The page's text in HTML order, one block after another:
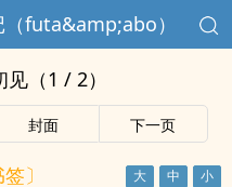
futa&amp;abo）
（1 / 2）
封面 下一页
〕